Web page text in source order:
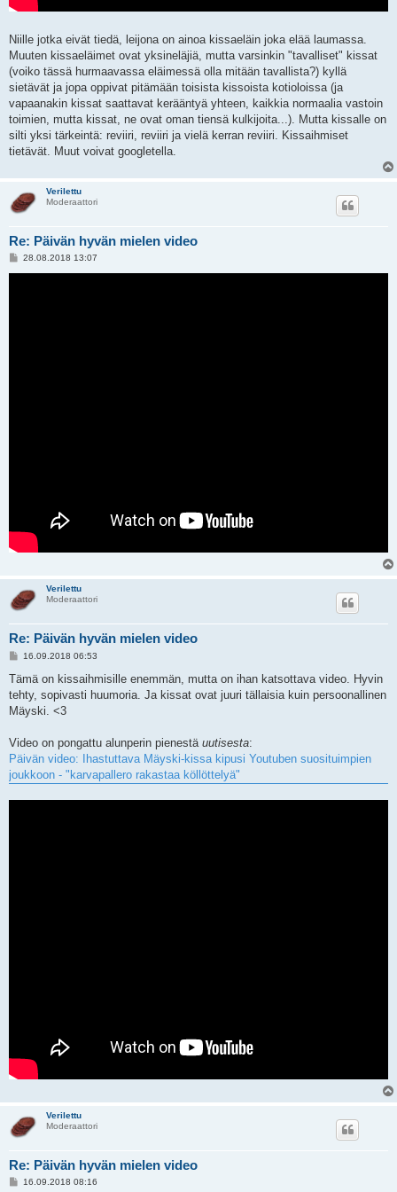
Niille jotka eivät tiedä, leijona on ainoa kissaeläin joka elää laumassa.
Muuten kissaeläimet ovat yksineläjiä, mutta varsinkin "tavalliset" kissat
(voiko tässä hurmaavassa eläimessä olla mitään tavallista?) kyllä
sietävät ja jopa oppivat pitämään toisista kissoista kotioloissa (ja
vapaanakin kissat saattavat kerääntyä yhteen, kaikkia normaalia vastoin
toimien, mutta kissat, ne ovat oman tiensä kulkijoita...). Mutta kissalle on
silti yksi tärkeintä: reviiri, reviiri ja vielä kerran reviiri. Kissaihmiset
tietävät. Muut voivat googletella.
Verilettu
Moderaattori
Re: Päivän hyvän mielen video
V28.08.2018 13:07
Verilettu
Moderaattori
Re: Päivän hyvän mielen video
V
e
t
i
16.09.2018 06:53
Tämä on kissaihmisille enemmän, mutta on ihan katsottava video. Hyvin
tehty, sopivasti huumoria. Ja kissat ovat juuri tällaisia kuin persoonallinen
Mäyski. <3
Video on pongattu alunperin pienestä uutisesta:
Päivän video: Ihastuttava Mäyski-kissa kipusi Youtuben suosituimpien
joukkoon - "karvapallero rakastaa köllöttelyä"
Verilettu
Moderaattori
Re: Päivän hyvän mielen video
V16.09.2018 08:16